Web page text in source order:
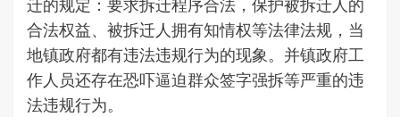
迁的规定：要求拆迁程序合法，保护被拆迁人的
合法权益、被拆迁人拥有知情权等法律法规，当
地镇政府都有违法违规行为的现象。并镇政府工
作人员还存在恐吓逼迫群众签字强拆等严重的违
法违规行为。